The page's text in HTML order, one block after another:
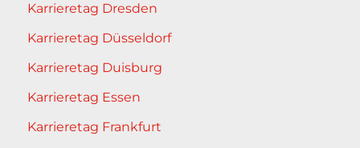
Karrieretag Dresden
Karrieretag Düsseldorf
Karrieretag Duisburg
Karrieretag Essen
Karrieretag Frankfurt